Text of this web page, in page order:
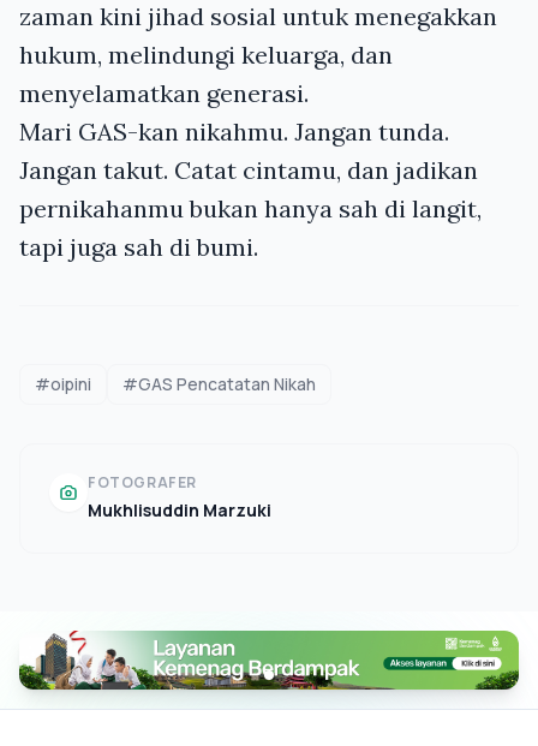
zaman kini jihad sosial untuk menegakkan
hukum, melindungi keluarga, dan
menyelamatkan generasi.
Mari GAS-kan nikahmu. Jangan tunda.
Jangan takut. Catat cintamu, dan jadikan
pernikahanmu bukan hanya sah di langit,
tapi juga sah di bumi.
#oipini #GAS Pencatatan Nikah
FOTOGRAFER
Mukhlisuddin Marzuki